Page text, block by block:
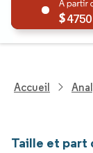
4750
Accueil
Taille et part